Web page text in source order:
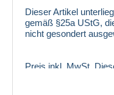
Dieser Artikel
gemäß §25a UStG,
nicht gesondert
Preis inkl. MwSt.